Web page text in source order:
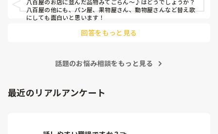
八百屋のお店に並んだ品物みてごらん～♪はどうでしょうか？
八百屋の他にも、パン屋、果物屋さん、動物屋さんなど替え歌
にしても面白いと思います！
回答をもっと見る
話題のお悩み相談をもっと見る
最近のリアルアンケート